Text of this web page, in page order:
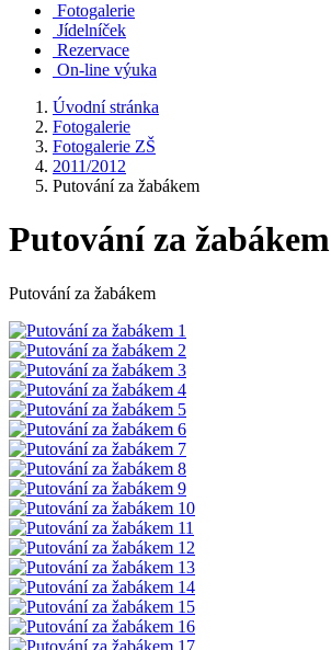
Fotogalerie
Jídelníček
Rezervace
On-line výuka
Úvodní stránka
Fotogalerie
Fotogalerie ZŠ
2011/2012
Putování za žabákem
Putování za žabákem
Putování za žabákem